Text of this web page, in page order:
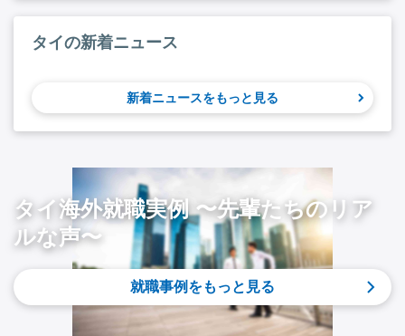
タイの新着ニュース
新着ニュースをもっと見る
タイ海外就職実例 〜先輩たちのリア
ルな声〜
就職事例をもっと見る